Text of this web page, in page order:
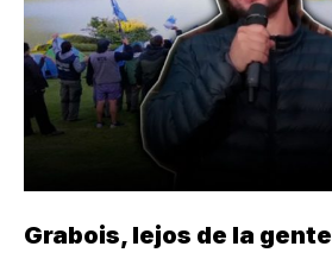
Grabois, lejos de la gente